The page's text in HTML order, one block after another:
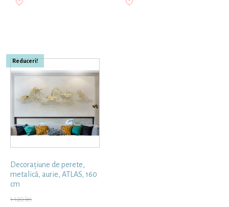
Reduceri!
Decorațiune de perete,
metalică, aurie, ATLAS, 160
cm
1.120lei